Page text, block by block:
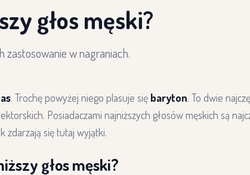
głos męski?
zastosowanie w nagraniach.
. Trochę powyżej niego plasuje się baryton. To dwie
Posiadaczami najniższych głosów męskich są
zdarzają się tutaj wyjątki.
głos męski?